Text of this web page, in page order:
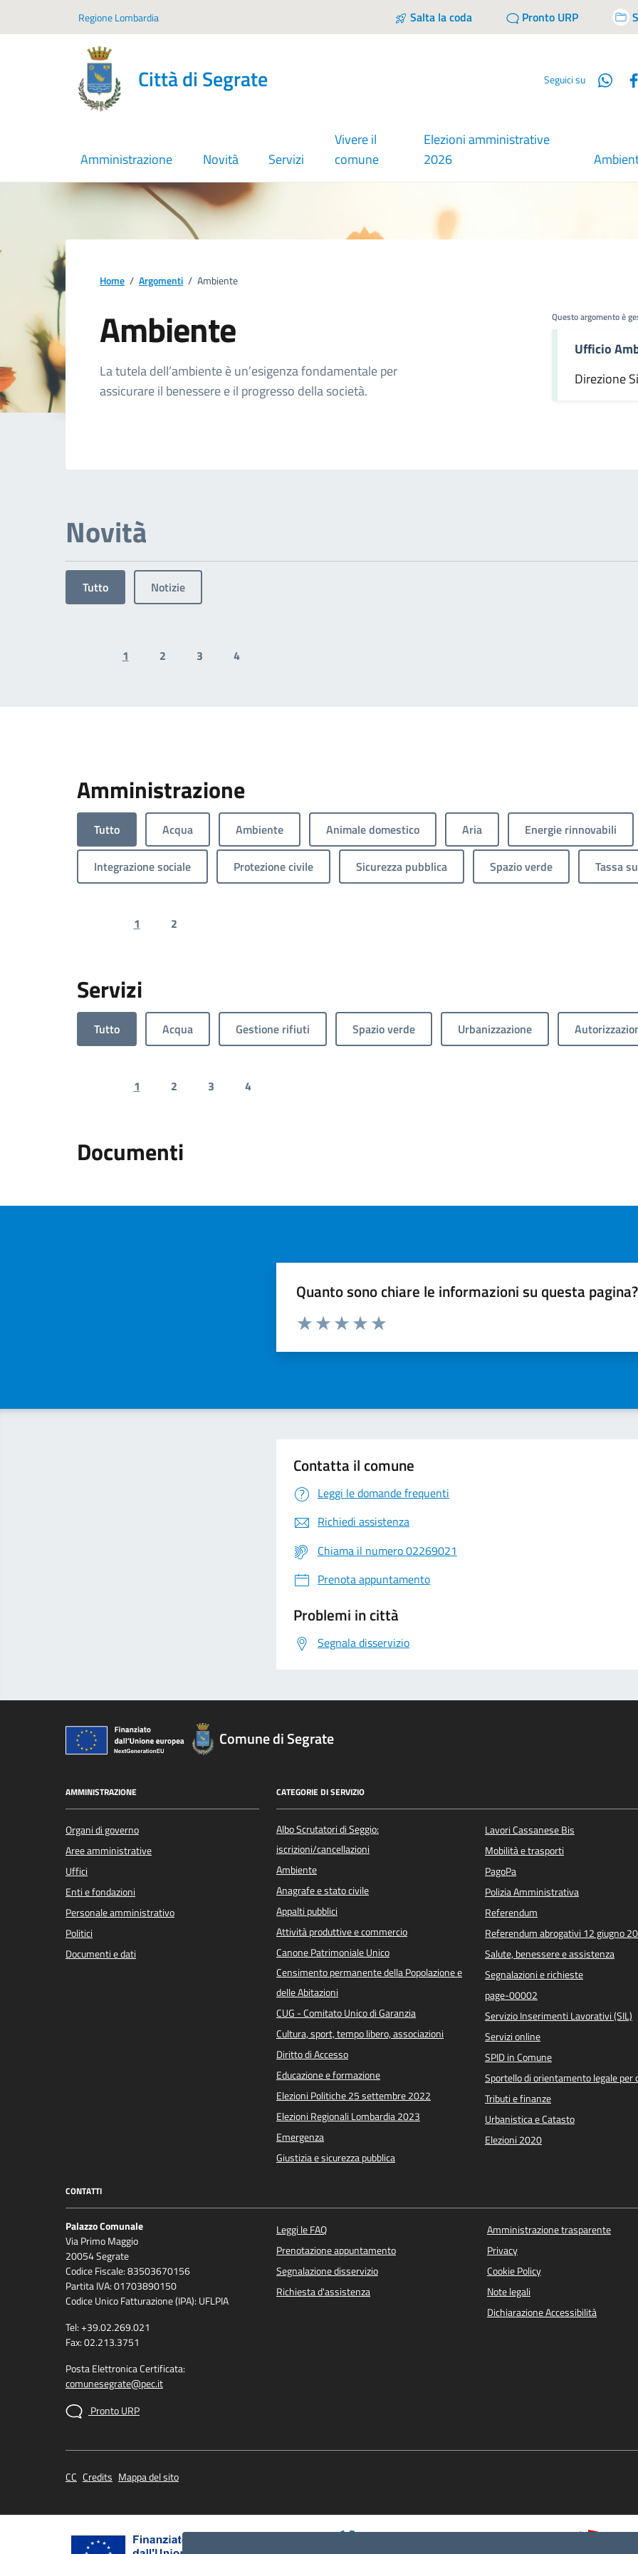
Regione Lombardia Salta la coda Pronto URP
Città di Segrate Seguici su
Amministrazione Novità Servizi
Vivere il
comune
Elezioni amministrative
2026
Home / Argomenti / Ambiente
Ambiente
Dettagli dell'argomento
La tutela dell’ambiente è un’esigenza fondamentale per
assicurare il benessere e il progresso della società.
Questo argomento è
Ufficio
Direzione
Novità
Tutto Notizie
Previous page
1 2 3 4
Amministrazione
Tutto Acqua Ambiente Animale domestico Aria Energie rinnovabili
Integrazione sociale Protezione civile Sicurezza pubblica Spazio verde Tassa
Previous page
1 2
Servizi
Tutto Acqua Gestione rifiuti Spazio verde Urbanizzazione
Previous page
1 2 3 4
Documenti
Quanto sono chiare le informazioni su questa pagina?
Valuta da 1 a 5 stelle la pagina
Contatta il comune
Leggi le domande frequenti
Richiedi assistenza
Chiama il numero 02269021
Prenota appuntamento
Problemi in città
Segnala disservizio
Comune di Segrate
AMMINISTRAZIONE
Organi di governo
Aree amministrative
Uffici
Enti e fondazioni
Personale amministrativo
Politici
Documenti e dati
CATEGORIE DI SERVIZIO
Albo Scrutatori di Seggio:
iscrizioni/cancellazioni
Ambiente
Anagrafe e stato civile
Appalti pubblici
Attività produttive e commercio
Canone Patrimoniale Unico
Censimento permanente della Popolazione e
delle Abitazioni
CUG - Comitato Unico di Garanzia
Cultura, sport, tempo libero, associazioni
Diritto di Accesso
Educazione e formazione
Elezioni Politiche 25 settembre 2022
Elezioni Regionali Lombardia 2023
Emergenza
Giustizia e sicurezza pubblica
Lavori Cassanese Bis
Mobilità e trasporti
PagoPa
Polizia Amministrativa
Referendum
Referendum abrogativi 12 giugno
Salute, benessere e assistenza
Segnalazioni e richieste
page-00002
Servizio Inserimenti Lavorativi (SIL)
Servizi online
SPID in Comune
Sportello di orientamento legale per
Tributi e finanze
Urbanistica e Catasto
Elezioni 2020
CONTATTI
Palazzo Comunale
Via Primo Maggio
20054 Segrate
Codice Fiscale: 83503670156
Partita IVA: 01703890150
Codice Unico Fatturazione (IPA): UFLPIA
Tel: +39.02.269.021
Fax: 02.213.3751
Posta Elettronica Certificata:
comunesegrate@pec.it
Pronto URP
Leggi le FAQ
Prenotazione appuntamento
Segnalazione disservizio
Richiesta d'assistenza
Amministrazione trasparente
Privacy
Cookie Policy
Note legali
Dichiarazione Accessibilità
CC Credits Mappa del sito